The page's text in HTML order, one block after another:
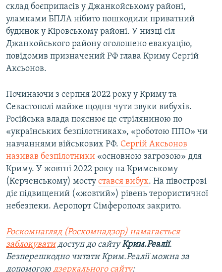
склад боєприпасів у Джанкойському районі,
уламками БПЛА нібито пошкодили приватний
будинок у Кіровському районі. У низці сіл
Джанкойського району оголошено евакуацію,
повідомив призначений РФ глава Криму Сергій
Аксьонов.
Починаючи з серпня 2022 року у Криму та
Севастополі майже щодня чути звуки вибухів.
Російська влада пояснює це стріляниною по
«українських безпілотниках», «роботою ППО» чи
навчаннями військових РФ. Сергій Аксьонов
називав безпілотники «основною загрозою» для
Криму. У жовтні 2022 року на Кримському
(Керченському) мосту стався вибух. На півострові
діє підвищений («жовтий») рівень терористичної
небезпеки. Аеропорт Сімферополя закрито.
Роскомнагляд (Роскомнадзор) намагається
заблокуватидоступ до сайтуКрим.Реалії.
Безперешкодно читати Крим.Реалії можна за
допомогою дзеркального сайту: